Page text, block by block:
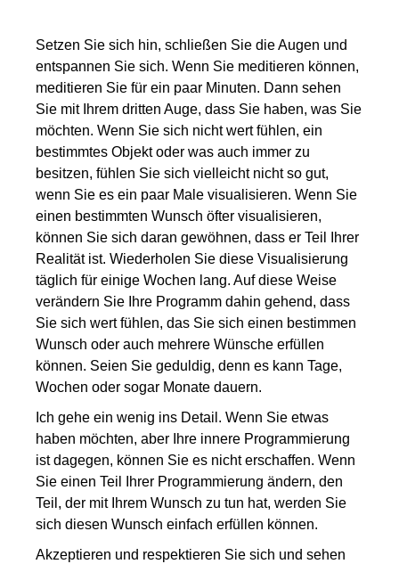
Setzen Sie sich hin, schließen Sie die Augen und
entspannen Sie sich. Wenn Sie meditieren können,
meditieren Sie für ein paar Minuten. Dann sehen
Sie mit Ihrem dritten Auge, dass Sie haben, was Sie
möchten. Wenn Sie sich nichtwertfühlen, ein
bestimmtes Objektoder was auch immer zu
besitzen, fühlen Sie sich vielleicht nicht so gut,
wenn Sie es ein paar Male visualisieren. Wenn Sie
einen bestimmten Wunsch öfter visualisieren,
können Sie sich daran gewöhnen, dass er Teil Ihrer
Realität ist. Wiederholen Sie diese Visualisierung
täglich für einige Wochen lang. Auf diese Weise
verändern Sie Ihre Programm dahin gehend, dass
Sie sich wert fühlen, das Sie sich einen bestimmen
Wunsch oder auch mehrere Wünsche erfüllen
können. Seien Sie geduldig, denn es kann Tage,
Wochen oder sogar Monate dauern.
Ich gehe ein wenig ins Detail. Wenn Sie etwas
haben möchten, aber Ihre innere Programmierung
ist dagegen, können Sie es nicht erschaffen. Wenn
Sie einen Teil Ihrer Programmierung ändern, den
Teil, der mit Ihrem Wunsch zu tun hat, werden Sie
sich diesen Wunsch einfach erfüllen können.
Akzeptieren und respektieren Sie sich und sehen